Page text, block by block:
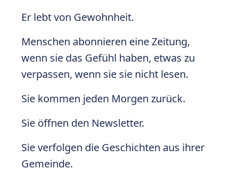
Er lebt von Gewohnheit.
Menschen abonnieren eine Zeitung,
wenn sie das Gefühl haben, etwas zu
verpassen, wenn sie sie nicht lesen.
Sie kommen jeden Morgen zurück.
Sie öffnen den Newsletter.
Sie verfolgen die Geschichten aus ihrer
Gemeinde.